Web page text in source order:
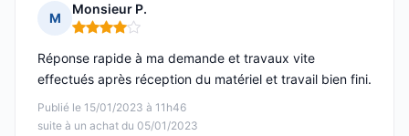
M
Monsieur P.
Note : 4 sur 5
Publié le 15/01/2023 à 11h46
suite à un achat du 05/01/2023
Réponse rapide à ma demande et travaux vite
effectués après réception du matériel et travail bien fini.